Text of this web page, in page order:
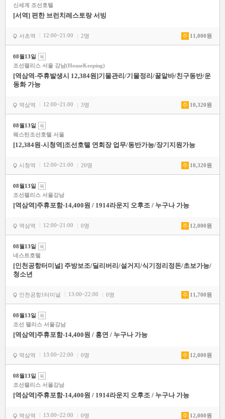
신세계 조선호텔
[서역] 편한 브런치레스토랑 서빙
서초역 12:00~21:00 2명 주 11,000원
08월13일 목
조선팰리스 서울 강남(HouseKeeping)
[역삼역-주휴발생시 12,384원]기물관리/기물정리/꿀알바/친구동반/운
동화 가능
역삼역 12:00~21:00 3명 주 10,320원
08월13일 목
웨스틴조선호텔 서울
[12,384원-시청역]조선호텔 연회장 업무/동반가능/장기지원가능
시청역 12:00~21:00 20명 주 10,320원
08월13일 목
조선팰리스 서울강남
[역삼역]주휴포함-14,400원 / 1914라운지 오후조 / 누구나 가능
역삼역 12:00~21:00 0명 주 12,000원
08월13일 목
네스트호텔
[인천공항터미널] 주방보조/딜리버리/설거지/식기정리정돈/초보가능/
청소년
인천공항1터미널 13:00~22:00 0명 주 11,700원
08월13일 목
조선 팰리스 서울강남
[역삼역]주휴포함-14,400원 / 홍연 / 누구나 가능
역삼역 13:00~22:00 0명 주 12,000원
08월13일 목
조선팰리스 서울강남
[역삼역]주휴포함-14,400원 / 1914라운지 오후조 / 누구나 가능
역삼역 13:00~22:00 0명 주 12,000원